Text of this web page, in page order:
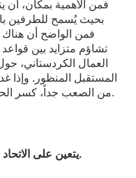
فمن الأهمية بمكان، أن
بحيث يُسمح للطرفين
فمن الواضح أن هناك
تشاؤم متزايد بين
العمال الكردستاني،
المستقبل المنظور. وإذا
من الصعب جداً، كسر الحلقة المُفرغة لعسكرة القضية الكردية.
يتعين على الاتحاد الأوروبي إلى الانخراط – في مصلحتها.